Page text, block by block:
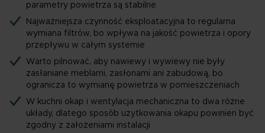
parametry powietrza są stabilne
Najważniejsza czynność eksploatacyjna to regularna
wymiana filtrów, bo wpływa na jakość powietrza i opory
przepływu w całym systemie
Warto pilnować, aby nawiewy i wywiewy nie były
zasłaniane meblami, zasłonami ani zabudową, bo
ogranicza to wymianę powietrza w pomieszczeniach
W kuchni okap i wentylacja mechaniczna to dwa różne
układy, dlatego sposób użytkowania okapu powinien być
zgodny z założeniami instalacji